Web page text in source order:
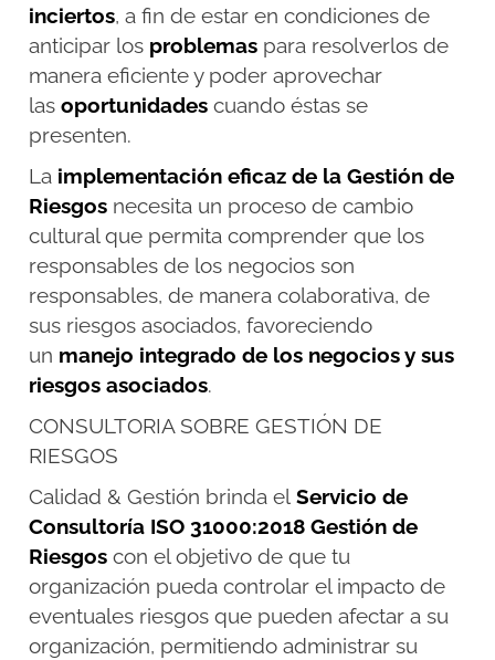
inciertos, a fin de estar en condiciones de
anticipar los problemas para resolverlos de
manera eficiente y poder aprovechar
lasoportunidades cuando éstas se
presenten.
La implementación eficaz de la Gestión de
Riesgos necesita un proceso de cambio
cultural que permita comprender que los
responsables de los negocios son
responsables, de manera colaborativa, de
sus riesgos asociados, favoreciendo
un manejo integrado de los negocios y sus
riesgos asociados.
CONSULTORIA SOBRE GESTIÓN DE
RIESGOS
Calidad & Gestión brinda elServicio de
Consultoría ISO 31000:2018 Gestión de
Riesgos con el objetivo de que tu
organización pueda controlar el impacto de
eventuales riesgos que pueden afectar a su
organización, permitiendo administrar su